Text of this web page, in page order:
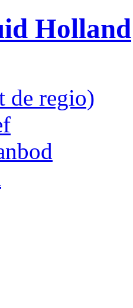
Holland
de regio)